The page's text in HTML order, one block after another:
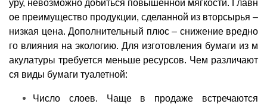
уру, невозможно добиться повышенной мягкости. Главн
ое преимущество продукции, сделанной из вторсырья –
низкая цена. Дополнительный плюс – снижение вредно
го влияния на экологию. Для изготовления бумаги из м
акулатуры требуется меньше ресурсов. Чем различают
ся виды бумаги туалетной:
Число слоев. Чаще в продаже встречаются